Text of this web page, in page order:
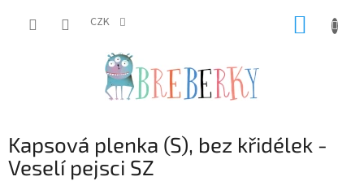
CZK
Kapsová plenka (S), bez křidélek -
Veselí pejsci SZ